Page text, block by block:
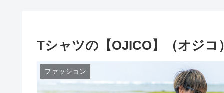
Tシャツの【OJICO】（オジコ
ファッション